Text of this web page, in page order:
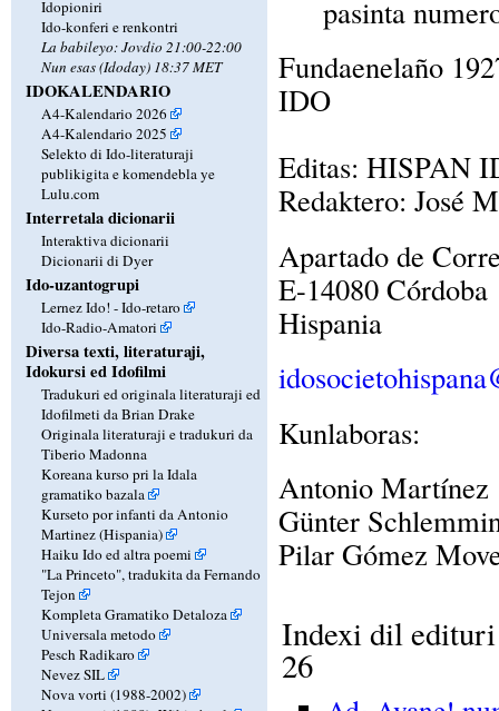
Idopioniri
Ido-konferi e renkontri
La babileyo: Jovdio 21:00-22:00
Nun esas (Idoday) 18:37 MET
IDOKALENDARIO
A4-Kalendario 2026
A4-Kalendario 2025
Selekto di Ido-literaturaji
publikigita e komendebla ye
Lulu.com
Interretala dicionarii
Interaktiva dicionarii
Dicionarii di Dyer
Ido-uzantogrupi
Lernez Ido! - Ido-retaro
Ido-Radio-Amatori
Diversa texti, literaturaji,
Idokursi ed Idofilmi
Tradukuri ed originala literaturaji ed
Idofilmeti da Brian Drake
Originala literaturaji e tradukuri da
Tiberio Madonna
Koreana kurso pri la Idala
gramatiko bazala
Kurseto por infanti da Antonio
Martinez (Hispania)
Haiku Ido ed altra poemi
"La Princeto", tradukita da Fernando
Tejon
Kompleta Gramatiko Detaloza
Universala metodo
Pesch Radikaro
Nevez SIL
Nova vorti (1988-2002)
pasinta
Fundaenelaño
IDO
Editas: HISPAN
Redaktero: José
Apartado de
E-14080 Córdoba
Hispania
Kunlaboras:
Antonio Martínez
Günter
Pilar Gómez
Indexi dil edituri
26